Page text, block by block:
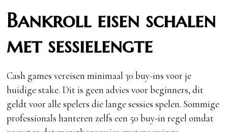
Bankroll eisen schalen
met sessielengte
Cash games vereisen minimaal 30 buy-ins voor je
huidige stake. Dit is geen advies voor beginners, dit
geldt voor alle spelers die lange sessies spelen. Sommige
professionals hanteren zelfs een 50 buy-in regel omdat